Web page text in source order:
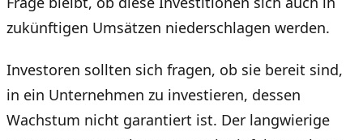
zukünftigen Umsätzen niederschlagen werden.
Investoren sollten sich fragen, ob sie bereit sind,
in ein Unternehmen zu investieren, dessen
Wachstum nicht garantiert ist. Der langwierige